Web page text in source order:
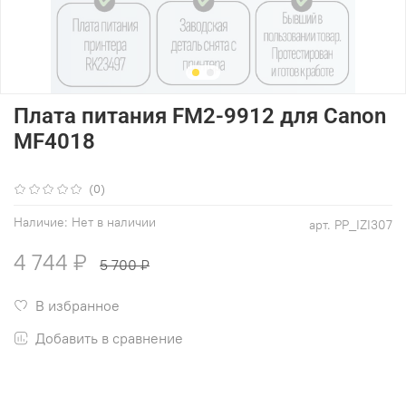
(0)
арт. PP_IZI307
Наличие: Нет в наличии
Плата питания FM2-9912 для Canon
MF4018
4 744 ₽ 5 700 ₽
В избранное
Добавить в сравнение